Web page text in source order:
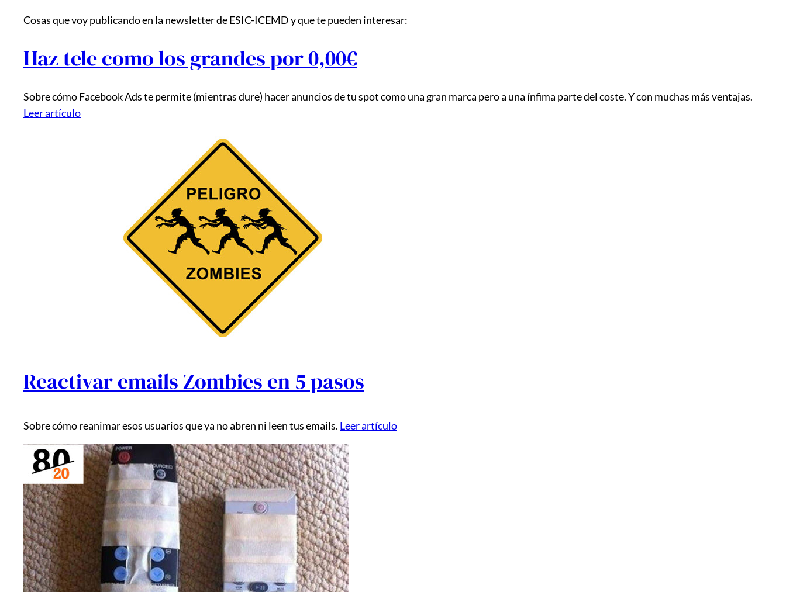
Cosas que voy publicando en la newsletter de ESIC-ICEMD y que te pueden interesar:
Haz tele como los grandes por 0,00€
Sobre cómo Facebook Ads te permite (mientras dure) hacer anuncios de tu spot como una gran marca pero a una ínfima parte del coste. Y con muchas más ventajas.
Leer artículo
Reactivar emails Zombies en 5 pasos
Sobre cómo reanimar esos usuarios que ya no abren ni leen tus emails. Leer artículo